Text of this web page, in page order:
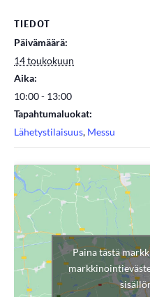
TIEDOT
Päivämäärä:
14 toukokuun
Aika:
10:00 - 13:00
Tapahtumaluokat:
Lähetystilaisuus, Messu
Paina tästä